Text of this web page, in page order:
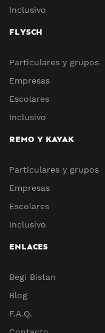
Inclusivo
FLYSCH
Particulares y grupos
Empresas
Escolares
Inclusivo
REMO Y KAYAK
Particulares y grupos
Empresas
Escolares
Inclusivo
ENLACES
Begi Bistan
Blog
F.A.Q.